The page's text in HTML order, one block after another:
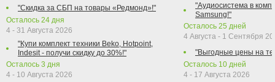
"Скидка за СБП на товары «Редмонд»!"
Осталось 24 дня
4 - 31 Августа 2026
"Купи комплект техники Beko, Hotpoint,
Indesit - получи скидку до 30%!"
Осталось 3 дня
4 - 10 Августа 2026
"Аудиосистема в
Samsung!"
Осталось 25 дней
4 Августа - 1 Сентября
"Выгодные цены на
Осталось 10 дней
4 - 17 Августа 2026